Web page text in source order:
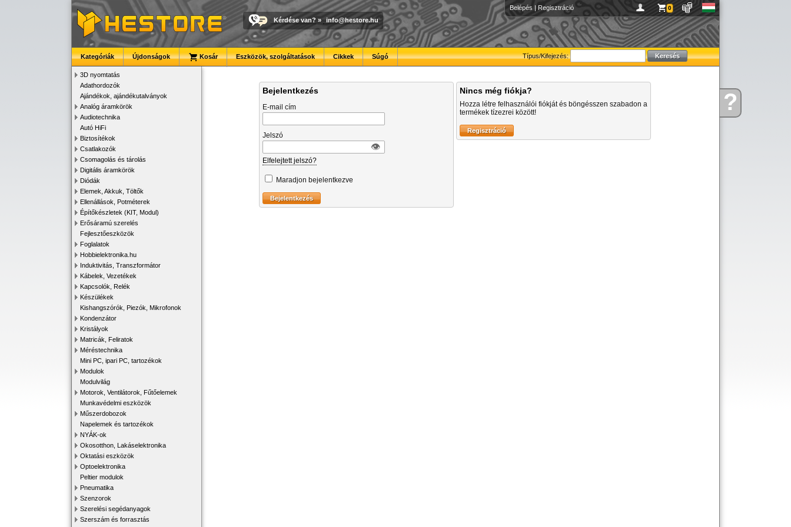
Kérdése?
Belépés | Regisztráció 0
Kérdése van? » info@hestore.hu
Típus/Kifejezés:
Kategóriák Újdonságok Kosár Eszközök, szolgáltatások Cikkek Súgó
3D nyomtatás
Adathordozók
Ajándékok, ajándékutalványok
Analóg áramkörök
Audiotechnika
Autó HiFi
Biztosítékok
Csatlakozók
Csomagolás és tárolás
Digitális áramkörök
Diódák
Elemek, Akkuk, Töltők
Ellenállások, Potméterek
Építőkészletek (KIT, Modul)
Erősáramú szerelés
Fejlesztőeszközök
Foglalatok
Hobbielektronika.hu
Induktivitás, Transzformátor
Kábelek, Vezetékek
Kapcsolók, Relék
Készülékek
Kishangszórók, Piezók, Mikrofonok
Kondenzátor
Kristályok
Matricák, Feliratok
Méréstechnika
Mini PC, ipari PC, tartozékok
Modulok
Modulvilág
Motorok, Ventilátorok, Fűtőelemek
Munkavédelmi eszközök
Műszerdobozok
Napelemek és tartozékok
NYÁK-ok
Okosotthon, Lakáselektronika
Oktatási eszközök
Optoelektronika
Peltier modulok
Pneumatika
Szenzorok
Szerelési segédanyagok
Szerszám és forrasztás
Bejelentkezés
E-mail cím
Jelszó
👁︎
Elfelejtett jelszó?
Maradjon bejelentkezve
Nincs még fiókja?
Hozza létre felhasználói fiókját és böngésszen szabadon a
termékek tízezrei között!